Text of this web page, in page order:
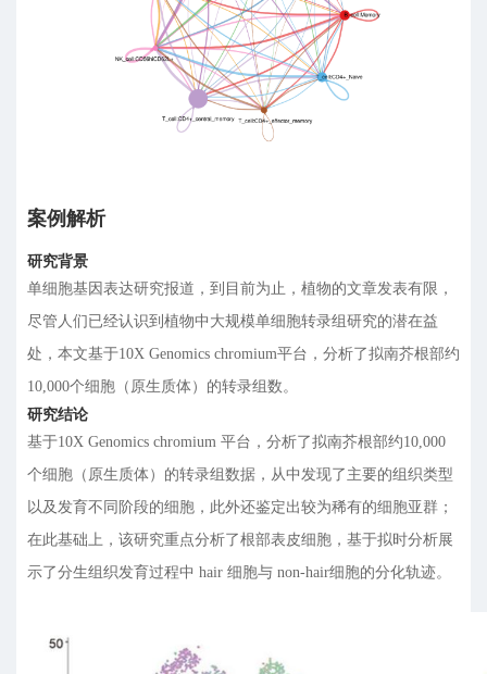
案例解析
研究背景
单细胞基因表达研究报道，到目前为止，植物的文章发表有限，
尽管人们已经认识到植物中大规模单细胞转录组研究的潜在益
处，本文基于10X Genomics chromium平台，分析了拟南芥根部约
10,000个细胞（原生质体）的转录组数。
研究结论
基于10X Genomics chromium 平台，分析了拟南芥根部约10,000
个细胞（原生质体）的转录组数据，从中发现了主要的组织类型
以及发育不同阶段的细胞，此外还鉴定出较为稀有的细胞亚群；
在此基础上，该研究重点分析了根部表皮细胞，基于拟时分析展
示了分生组织发育过程中 hair 细胞与 non-hair细胞的分化轨迹。